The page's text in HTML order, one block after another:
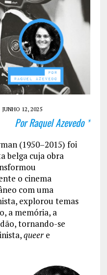
JUNHO 12, 2025
Por Raquel Azevedo *
(1950–2015) foi
belga cuja obra
o cinema
com uma
explorou temas
a memória, a
tornando-se
queer e